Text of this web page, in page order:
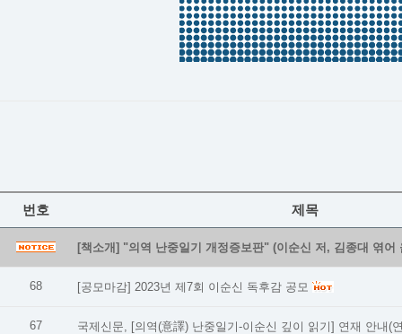
번호 제목
[책소개] "의역 난중일기 개정증보판" (이순신 저, 김종대 엮어
68 [공모마감] 2023년 제7회 이순신 독후감 공모
67 국제신문, [의역(意譯) 난중일기-이순신 깊이 읽기] 연재 안내(